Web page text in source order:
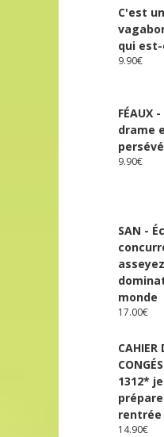
C'est
qui est-
9.90€
FÉAUX
drame
9.90€
SAN -
monde
17.00€
CAHIER
1312*
rentrée
14.90€